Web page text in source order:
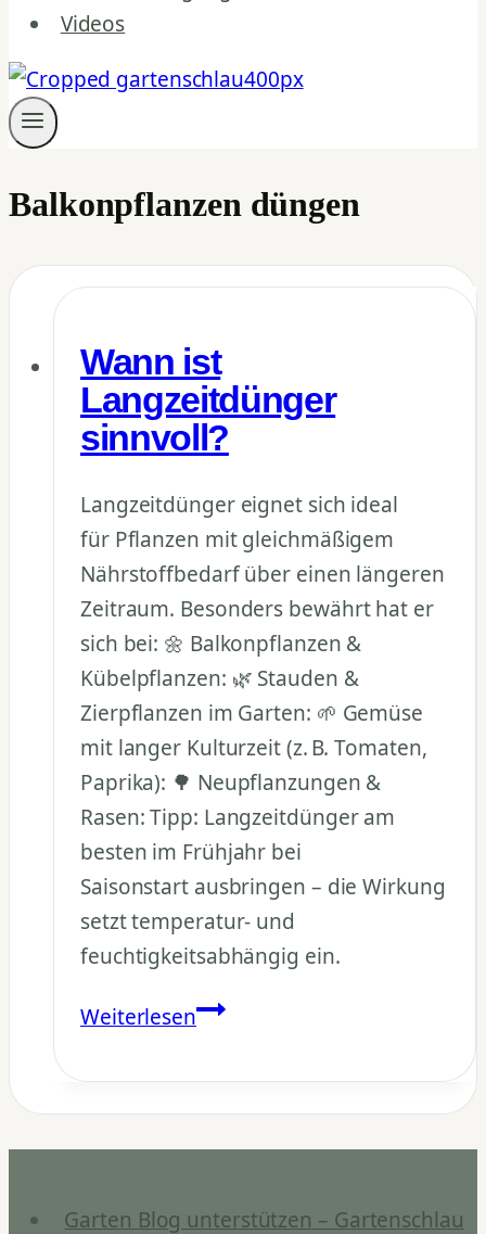
Videos
Balkonpflanzen düngen
Wann ist
Langzeitdünger
sinnvoll?
Langzeitdünger eignet sich ideal
für Pflanzen mit gleichmäßigem
Nährstoffbedarf über einen längeren
Zeitraum. Besonders bewährt hat er
sich bei: 🌼 Balkonpflanzen &
Kübelpflanzen: 🌿 Stauden &
Zierpflanzen im Garten: 🌱 Gemüse
mit langer Kulturzeit (z. B. Tomaten,
Paprika): 🌳 Neupflanzungen &
Rasen: Tipp: Langzeitdünger am
besten im Frühjahr bei
Saisonstart ausbringen – die Wirkung
setzt temperatur- und
feuchtigkeitsabhängig ein.
WeiterlesenWann
Langzeitdünger
sinnvoll?
Garten Blog unterstützen – Gartenschlau